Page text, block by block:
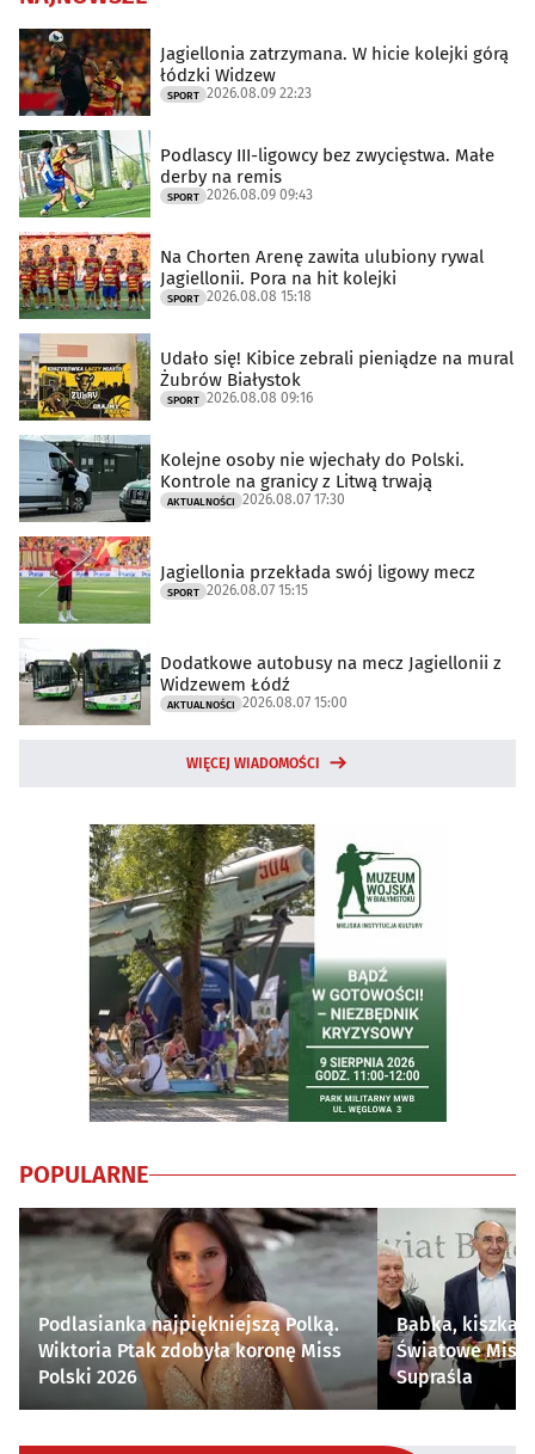
Jagiellonia zatrzymana. W hicie kolejki górą
łódzki Widzew
SPORT 2026.08.09 22:23
Podlascy III-ligowcy bez zwycięstwa. Małe
derby na remis
SPORT 2026.08.09 09:43
Na Chorten Arenę zawita ulubiony rywal
Jagiellonii. Pora na hit kolejki
SPORT 2026.08.08 15:18
Udało się! Kibice zebrali pieniądze na mural
Żubrów Białystok
SPORT 2026.08.08 09:16
Kolejne osoby nie wjechały do Polski.
Kontrole na granicy z Litwą trwają
AKTUALNOŚCI 2026.08.07 17:30
Jagiellonia przekłada swój ligowy mecz
SPORT 2026.08.07 15:15
Dodatkowe autobusy na mecz Jagiellonii z
Widzewem Łódź
AKTUALNOŚCI 2026.08.07 15:00
WIĘCEJ WIADOMOŚCI
POPULARNE
Podlasianka najpiękniejszą Polką.
Wiktoria Ptak zdobyła koronę Miss
Polski 2026
Babka, kiszka i
Światowe
Supraśla